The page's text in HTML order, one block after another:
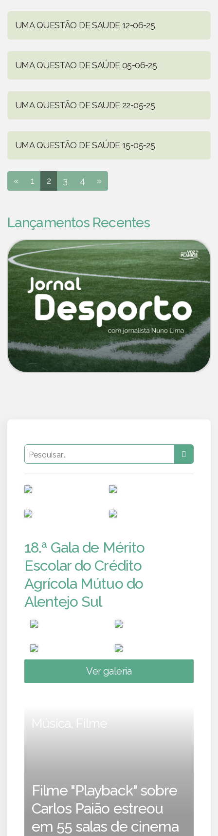
UMA QUESTÃO DE SAUDE 12-06-25
UMA QUESTAO DE SAÚDE 05-06-25
UMA QUESTÃO DE SAUDE 22-05-25
UMA QUESTÃO DE SAÚDE 15-05-25
« 1 2 3 4 »
Lançamentos Recentes
18.ª Gala de Mérito
Escolar do Crédito
Agrícola Mútuo do
Alentejo Sul
Ver galeria
Música, Filme
Filme "Playback" sobre
Carlos Paião estreou
em 55 salas de cinema